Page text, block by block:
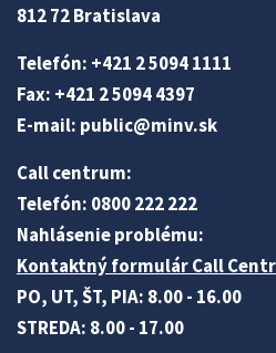
812 72 Bratislava
Telefón: +421 2 5094 1111
Fax: +421 2 5094 4397
E-mail: public@minv.sk
Call centrum:
Telefón: 0800 222 222
Nahlásenie problému:
Kontaktný formulár Call
PO, UT, ŠT, PIA: 8.00 - 16.00
STREDA: 8.00 - 17.00